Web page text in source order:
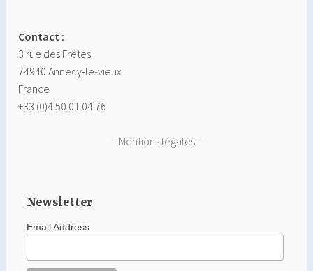
Contact :
3 rue des Frêtes
74940 Annecy-le-vieux
France
+33 (0)4 50 01 04 76
– Mentions légales–
Newsletter
Email Address